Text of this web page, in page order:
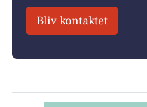
Bliv kontaktet